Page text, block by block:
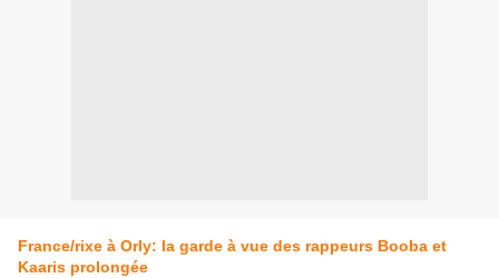
France/rixe à Orly: la garde à vue des rappeurs Booba et
Kaaris prolongée